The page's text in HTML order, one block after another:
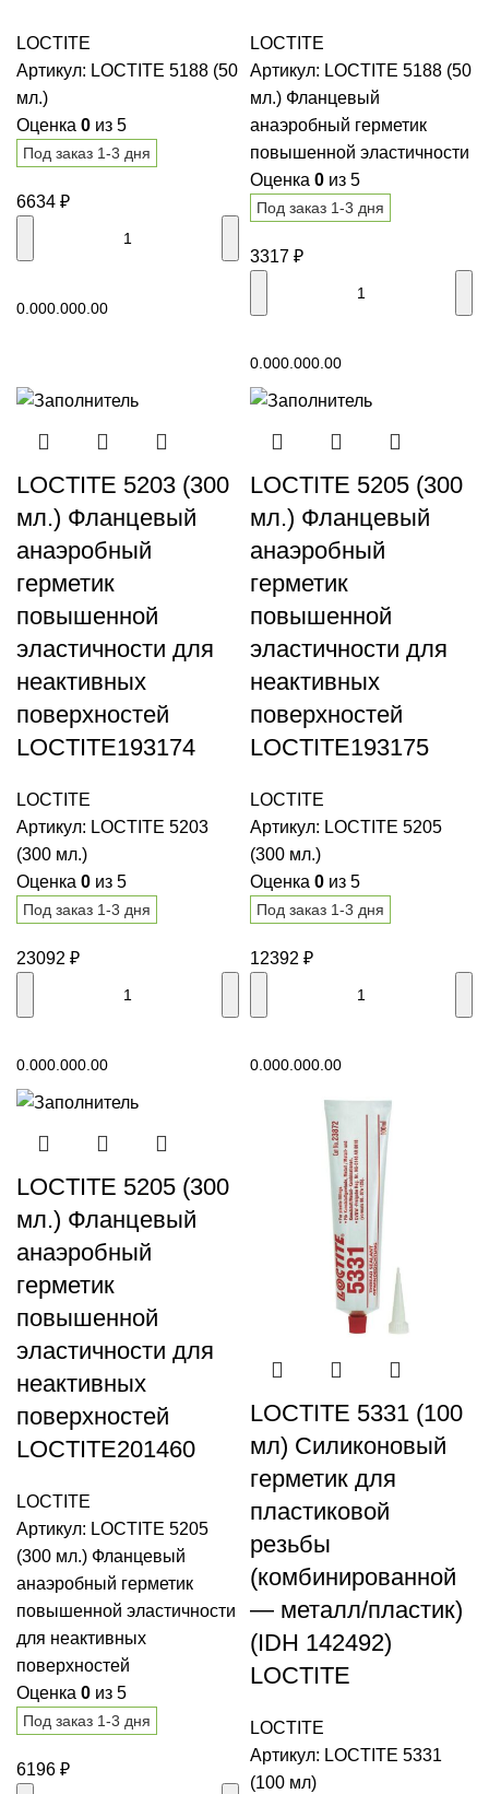
LOCTITE
Артикул: LOCTITE 5188 (50
мл.)
Оценка 0 из 5
Под заказ 1-3 дня
6634 ₽
0.000.000.00
LOCTITE
Артикул: LOCTITE 5188 (50
мл.) Фланцевый
анаэробный герметик
повышенной эластичности
Оценка 0 из 5
Под заказ 1-3 дня
3317 ₽
0.000.000.00
LOCTITE 5203 (300
мл.) Фланцевый
анаэробный
герметик
повышенной
эластичности для
неактивных
поверхностей
LOCTITE193174
LOCTITE
Артикул: LOCTITE 5203
(300 мл.)
Оценка 0 из 5
Под заказ 1-3 дня
23092 ₽
0.000.000.00
LOCTITE 5205 (300
мл.) Фланцевый
анаэробный
герметик
повышенной
эластичности для
неактивных
поверхностей
LOCTITE193175
LOCTITE
Артикул: LOCTITE 5205
(300 мл.)
Оценка 0 из 5
Под заказ 1-3 дня
12392 ₽
0.000.000.00
LOCTITE 5205 (300
мл.) Фланцевый
анаэробный
герметик
повышенной
эластичности для
неактивных
поверхностей
LOCTITE201460
LOCTITE
Артикул: LOCTITE 5205
(300 мл.) Фланцевый
анаэробный герметик
повышенной эластичности
для неактивных
поверхностей
Оценка 0 из 5
Под заказ 1-3 дня
6196 ₽
LOCTITE 5331 (100
мл) Силиконовый
герметик для
пластиковой
резьбы
(комбинированной
— металл/пластик)
(IDH 142492)
LOCTITE
LOCTITE
Артикул: LOCTITE 5331
(100 мл)